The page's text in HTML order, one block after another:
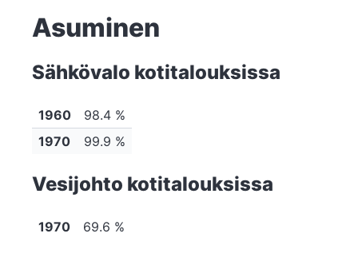
Asuminen
Sähkövalo kotitalouksissa
1960
98.4 %
1970
99.9 %
Vesijohto kotitalouksissa
1970 69.6 %